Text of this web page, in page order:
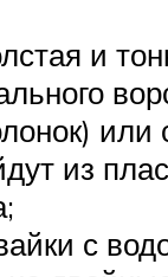
и
или
из
с